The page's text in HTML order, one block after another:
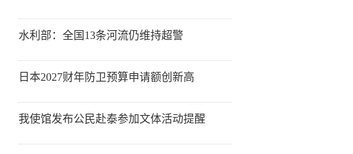
水利部：全国13条河流仍维持超警
日本2027财年防卫预算申请额创新高
我使馆发布公民赴泰参加文体活动提醒